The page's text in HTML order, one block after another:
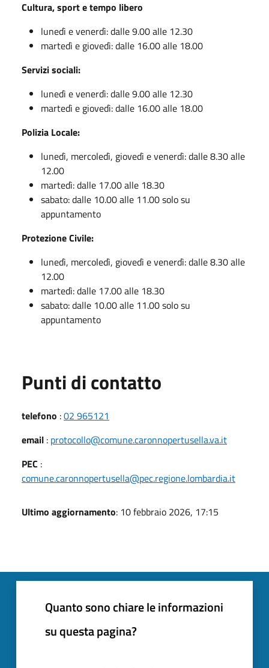
Cultura, sport e tempo libero
lunedì e venerdì: dalle 9.00 alle 12.30
martedì e giovedì: dalle 16.00 alle 18.00
Servizi sociali:
lunedì e venerdì: dalle 9.00 alle 12.30
martedì e giovedì: dalle 16.00 alle 18.00
Polizia Locale:
lunedì, mercoledì, giovedì e venerdì: dalle 8.30 alle
12.00
martedì: dalle 17.00 alle 18.30
sabato: dalle 10.00 alle 11.00 solo su
appuntamento
Protezione Civile:
lunedì, mercoledì, giovedì e venerdì: dalle 8.30 alle
12.00
martedì: dalle 17.00 alle 18.30
sabato: dalle 10.00 alle 11.00 solo su
appuntamento
Punti di contatto
telefono :02 965121
email : protocollo@comune.caronnopertusella.va.it
PEC :
comune.caronnopertusella@pec.regione.lombardia.it
Ultimo aggiornamento: 10 febbraio 2026, 17:15
Quanto sono chiare le informazioni
su questa pagina?